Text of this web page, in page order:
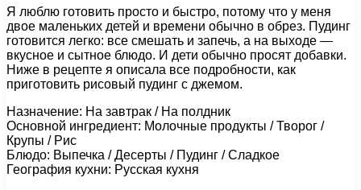
Я люблю готовить просто и быстро, потому что у меня
двое маленьких детей и времени обычно в обрез. Пудинг
готовится легко: все смешать и запечь, а на выходе —
вкусное и сытное блюдо. И дети обычно просят добавки.
Ниже в рецепте я описала все подробности, как
приготовить рисовый пудинг с джемом.
Назначение: На завтрак / На полдник
Основной ингредиент: Молочные продукты / Творог /
Крупы / Рис
Блюдо: Выпечка / Десерты / Пудинг / Сладкое
География кухни: Русская кухня